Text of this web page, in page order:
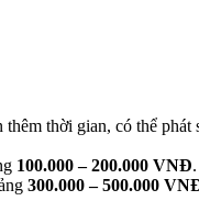
thời gian, có thể
100.000 – 200.000 VNĐ.
300.000 – 500.000